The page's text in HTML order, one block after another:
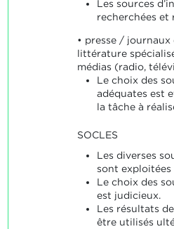
Les sources
recherchées et
• presse /
littérature
médias (radio,
Le choix des
adéquates est
la tâche à
SOCLES
Les diverses
sont
Le choix des
est judicieux.
Les résultats
être utilisés